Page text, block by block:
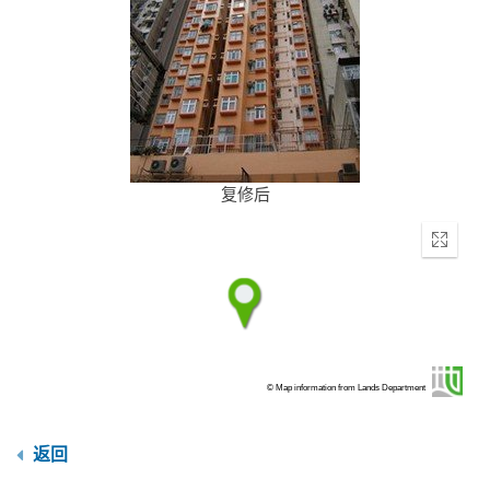
复修后
Enter
© Map information from Lands Department
返回